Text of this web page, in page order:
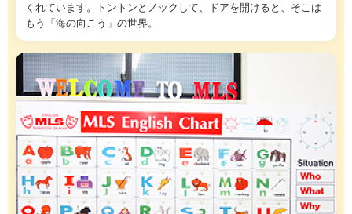
くれています。トントンとノックして、ドアを開けると、そこは
もう「海の向こう」の世界。